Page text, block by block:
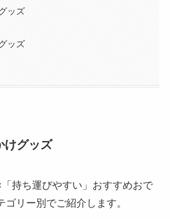
ッズ
ッズ
けグッズ
「持ち運びやすい」おすすめおで
リー別でご紹介します。